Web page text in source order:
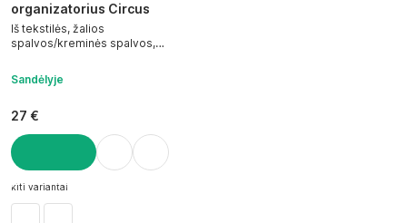
organizatorius Circus
Iš tekstilės, žalios
spalvos/kreminės spalvos,
Sandėlyje
27 €
Į KREPŠELĮ
kiti variantai